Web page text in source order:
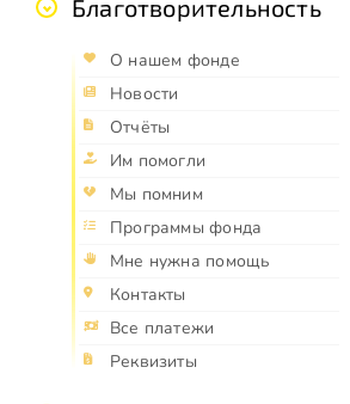
Благотворительность
О нашем фонде
Новости
Отчёты
Им помогли
Мы помним
Программы фонда
Мне нужна помощь
Контакты
Все платежи
Реквизиты